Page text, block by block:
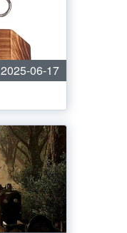
2025-06-17